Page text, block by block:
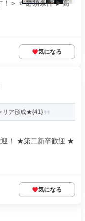
！＞ ⭐ 必須条件 ▶高
気になる
リア形成★{41}
迎！ ★第二新卒歓迎 ★
気になる